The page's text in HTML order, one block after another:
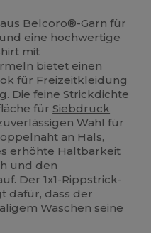
Belcoro®-Garn für
eine hochwertige
mit
bietet einen
für Freizeitkleidung
Die feine Strickdichte
fürSiebdruck
Wahl für
an Hals,
erhöhte Haltbarkeit
und den
Der 1x1-Rippstrick-
dafür, dass der
Waschen seine